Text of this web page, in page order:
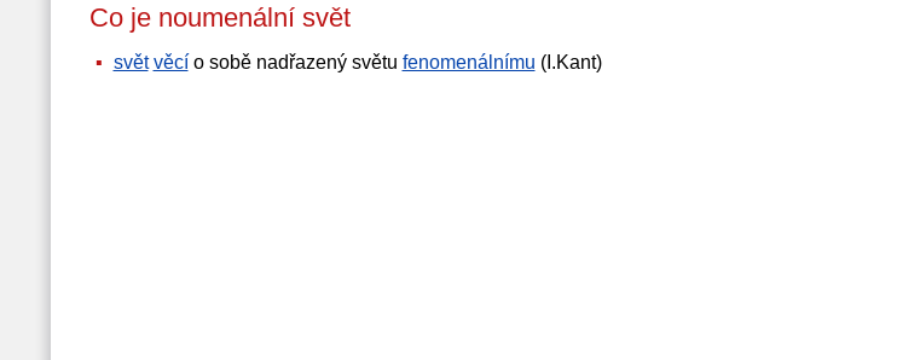
Co je noumenální svět
svět věcío sobě nadřazený světu fenomenálnímu (I.Kant)